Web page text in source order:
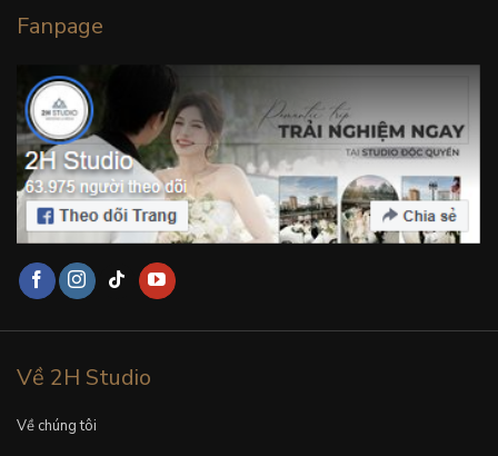
Fanpage
Về 2H Studio
Về chúng tôi